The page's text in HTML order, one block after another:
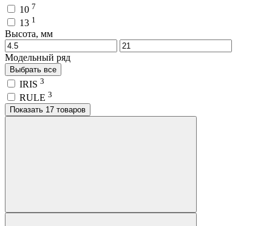
10 7
13 1
Высота, мм
Модельный ряд
Выбрать все
IRIS 3
RULE 3
Показать 17 товаров